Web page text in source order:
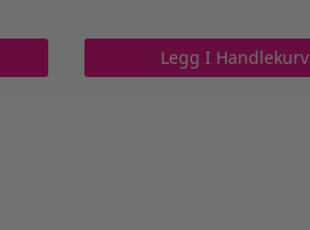
Legg I Handlekurv